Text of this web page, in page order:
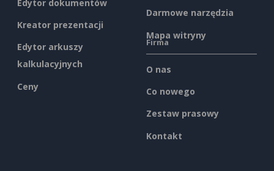
Edytor dokumentów
Kreator prezentacji
Edytor arkuszy
kalkulacyjnych
Ceny
Darmowe narzędzia
Mapa witryny
Firma
O nas
Co nowego
Zestaw prasowy
Kontakt